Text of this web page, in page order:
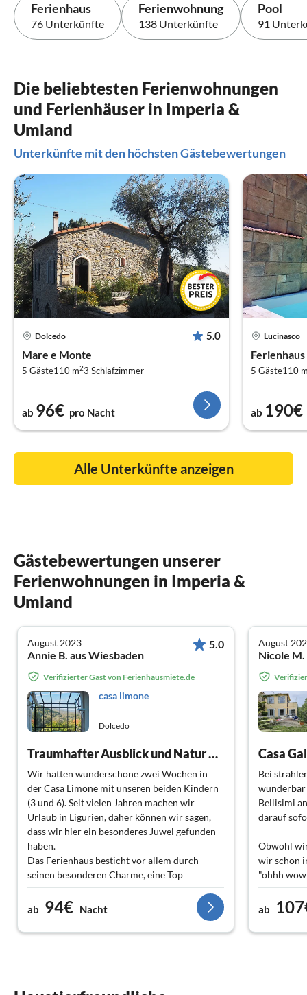
Ferienhaus
76 Unterkünfte
Ferienwohnung
138 Unterkünfte
Pool
91
Die beliebtesten Ferienwohnungen
und Ferienhäuser in Imperia &
Umland
Unterkünfte mit den höchsten Gästebewertungen
Dolcedo 5.0
Mare e Monte
5 Gäste110 m23 Schlafzimmer
ab 96€ pro Nacht
Lucinasco
5 Gäste110
ab 190€
Alle Unterkünfte anzeigen
Gästebewertungen unserer
Ferienwohnungen in Imperia &
Umland
August 2023
Annie B. aus Wiesbaden
5.0
Verifizierter Gast von Ferienhausmiete.de
casa limone
Dolcedo
Traumhafter Ausblick und Natur pur
Wir hatten wunderschöne zwei Wochen in
der Casa Limone mit unseren beiden Kindern
(3 und 6). Seit vielen Jahren machen wir
Urlaub in Ligurien, daher können wir sagen,
dass wir hier ein besonderes Juwel gefunden
haben.
Das Ferienhaus besticht vor allem durch
seinen besonderen Charme, eine Top
Ausstattung, den von Olivenbäumen und
lauschigen Plätzchen geprägten Garten und
Ausblick. Man thront hoch oben in den
Direkt vom Ferienhaus können Ausflüge
ab 94€ Nacht
August
Bei
Bellisimi
darauf
Obwohl
wir schon
"ohhh
wohl !
ich finde
ab